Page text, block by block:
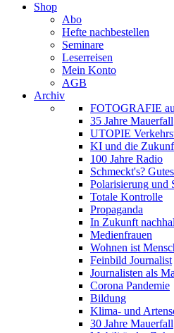
Shop
Abo
Hefte nachbestellen
Seminare
Leserreisen
Mein Konto
AGB
Archiv
FOTOGRAFIE
35 Jahre Mauerfall
UTOPIE
KI und die
100 Jahre Radio
Schmeckt's?
Polarisierung und
Totale Kontrolle
Propaganda
In Zukunft
Medienfrauen
Wohnen ist
Feinbild Journalist
Journalisten als
Corona Pandemie
Bildung
Klima- und
30 Jahre Mauerfall